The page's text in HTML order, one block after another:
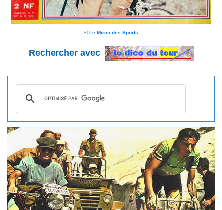
© Le Miroir des Sports
Rechercher avec